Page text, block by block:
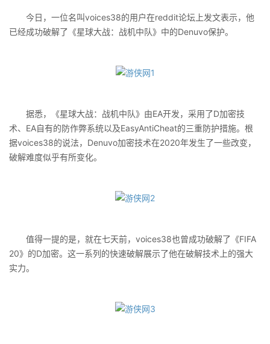
今日，一位名叫voices38的用户在reddit论坛上发文表示，他
已经成功破解了《星球大战：战机中队》中的Denuvo保护。
据悉，《星球大战：战机中队》由EA开发，采用了D加密技
术、EA自有的防作弊系统以及EasyAntiCheat的三重防护措施。根
据voices38的说法，Denuvo加密技术在2020年发生了一些改变，
破解难度似乎有所变化。
值得一提的是，就在七天前，voices38也曾成功破解了《FIFA
20》的D加密。这一系列的快速破解展示了他在破解技术上的强大
实力。